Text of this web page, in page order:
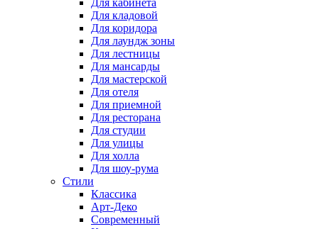
Для кабинета
Для кладовой
Для коридора
Для лаундж зоны
Для лестницы
Для мансарды
Для мастерской
Для отеля
Для приемной
Для ресторана
Для студии
Для улицы
Для холла
Для шоу-рума
Стили
Классика
Арт-Деко
Современный